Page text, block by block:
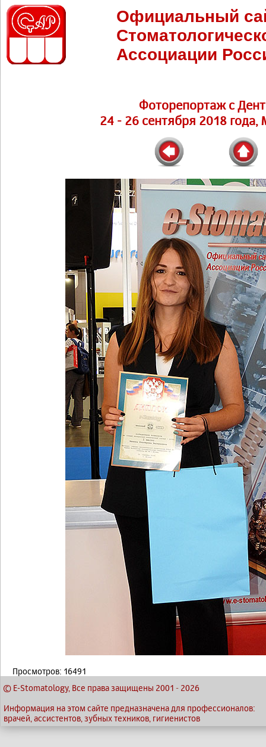
Официальный
Ассоциации
Фоторепортаж с
24 - 26 сентября 2018 года,
Просмотров: 16491
© E-Stomatology, Все права защищены 2001 - 2026
Информация на этом сайте предназначена для профессионалов:
врачей, ассистентов, зубных техников, гигиенистов